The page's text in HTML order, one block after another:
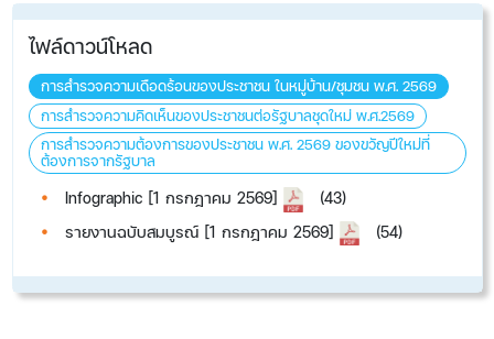
ไฟล์ดาวน์โหลด
การสำรวจความเดือดร้อนของประชาชน ในหมู่บ้าน/ชุมชน พ.ศ. 2569
การสำรวจความคิดเห็นของประชาชนต่อรัฐบาลชุดใหม่ พ.ศ.2569
การสำรวจความต้องการของประชาชน พ.ศ. 2569 ของขวัญปีใหม่ที่
ต้องการจากรัฐบาล
Infographic [1 กรกฎาคม 2569]
(43)
รายงานฉบับสมบูรณ์ [1 กรกฎาคม 2569]
(54)